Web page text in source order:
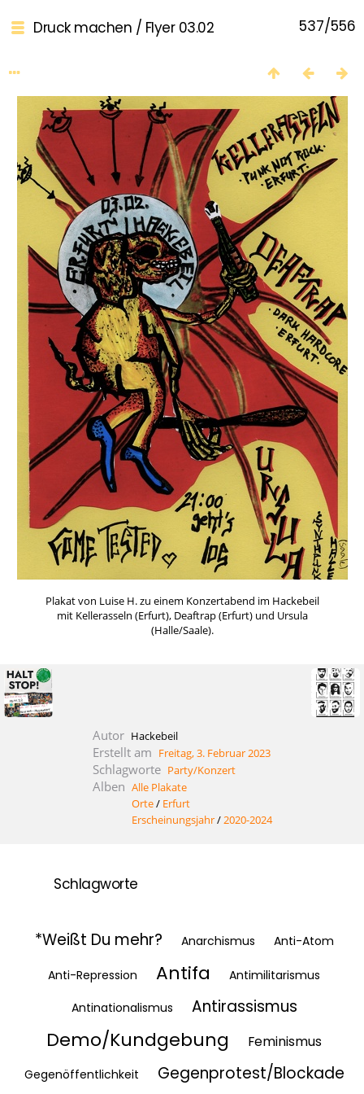
537/556
Druck machen / Flyer 03.02
Plakat von Luise H. zu einem Konzertabend im Hackebeil
mit Kellerasseln (Erfurt), Deaftrap (Erfurt) und Ursula
(Halle/Saale).
Autor Hackebeil
Erstellt am Freitag, 3. Februar 2023
Schlagworte Party/Konzert
Alben Alle Plakate
Orte/ Erfurt
Erscheinungsjahr/2020-2024
Schlagworte
*Weißt Du mehr? Anarchismus Anti-Atom
Anti-Repression Antifa
Antimilitarismus
Antinationalismus
Antirassismus
Demo/Kundgebung Feminismus
Gegenöffentlichkeit Gegenprotest/Blockade